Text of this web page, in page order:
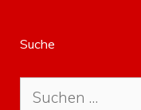
Suche
Suche